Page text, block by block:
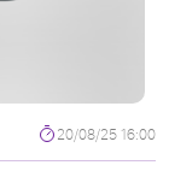
20/08/25 16:00